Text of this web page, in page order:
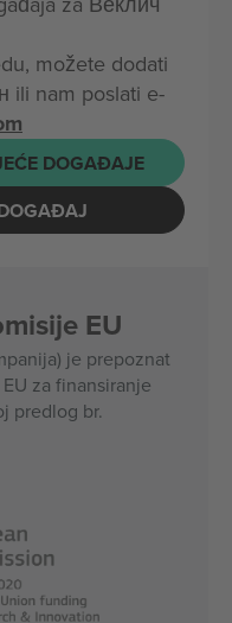
možete dodati
ili nam poslati e-
DOGAĐAJE
EU
je prepoznat
za finansiranje
predlog br.